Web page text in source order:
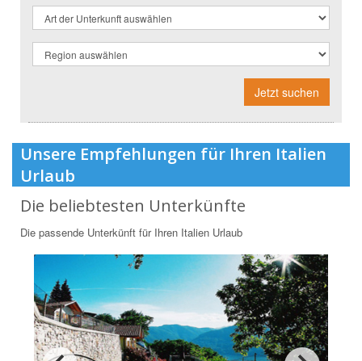
Jetzt suchen
Unsere Empfehlungen für Ihren Italien
Urlaub
Die beliebtesten Unterkünfte
Die passende Unterkünft für Ihren Italien Urlaub